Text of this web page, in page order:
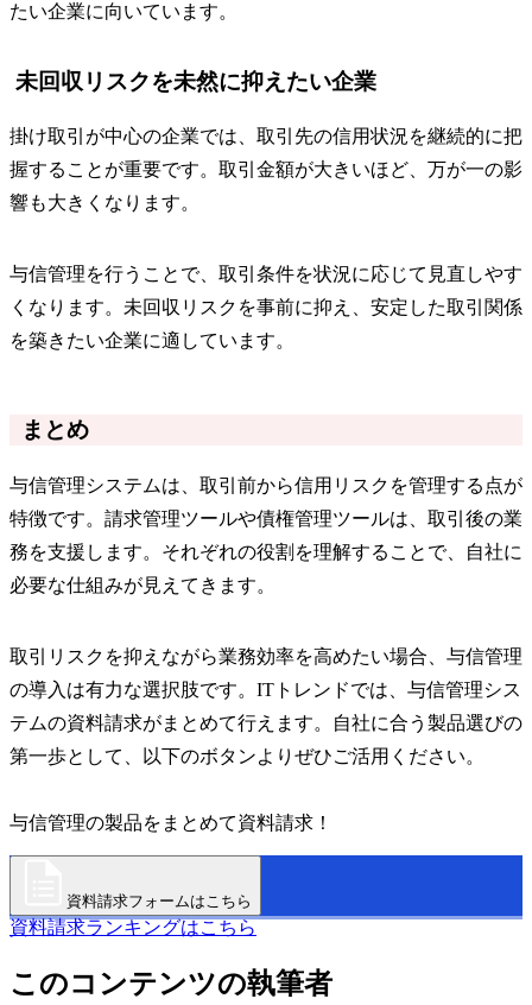
たい企業に向いています。
未回収リスクを未然に抑えたい企業
掛け取引が中心の企業では、取引先の信用状況を継続的に把
握することが重要です。取引金額が大きいほど、万が一の影
響も大きくなります。
与信管理を行うことで、取引条件を状況に応じて見直しやす
くなります。未回収リスクを事前に抑え、安定した取引関係
を築きたい企業に適しています。
まとめ
与信管理システムは、取引前から信用リスクを管理する点が
特徴です。請求管理ツールや債権管理ツールは、取引後の業
務を支援します。それぞれの役割を理解することで、自社に
必要な仕組みが見えてきます。
取引リスクを抑えながら業務効率を高めたい場合、与信管理
の導入は有力な選択肢です。ITトレンドでは、与信管理シス
テムの資料請求がまとめて行えます。自社に合う製品選びの
第一歩として、以下のボタンよりぜひご活用ください。
与信管理の製品をまとめて資料請求！
資料請求フォームはこちら
資料請求ランキングはこちら
このコンテンツの執筆者